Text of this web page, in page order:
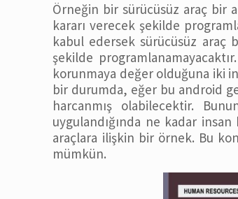
Örneğin bir sürücüsüz araç bir
kararı verecek şekilde
kabul edersek sürücüsüz araç
şekilde
korunmaya değer olduğuna iki
bir durumda, eğer bu android
harcanmış olabilecektir.
uygulandığında ne kadar
araçlara ilişkin bir örnek. Bu
mümkün.